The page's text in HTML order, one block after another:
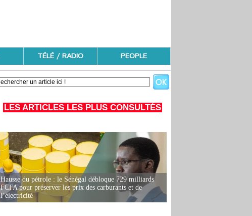
TÉLÉ / RADIO PEOPLE
LES ARTICLES LES PLUS CONSULTÉS
Hausse du pétrole : le Sénégal débloque 729 milliards
FCFA pour préserver les prix des carburants et de
l’électricité